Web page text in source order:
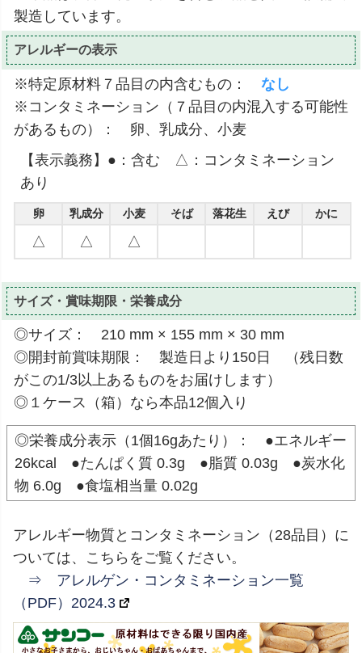
製造しています。
アレルギーの表示
※特定原材料７品目の内含むもの： なし
※コンタミネーション（７品目の内混入する可能性
があるもの）： 卵、乳成分、小麦
【表示義務】●：含む △：コンタミネーション
あり
卵 乳成分 小麦 そば 落花生 えび かに
△ △ △
サイズ・賞味期限・栄養成分
◎サイズ： 210 mm × 155 mm × 30 mm
◎開封前賞味期限： 製造日より150日 （残日数
がこの1/3以上あるものをお届けします）
◎１ケース（箱）なら本品12個入り
◎栄養成分表示（1個16gあたり）： ●エネルギー
26kcal ●たんぱく質 0.3g ●脂質 0.03g ●炭水化
物 6.0g ●食塩相当量 0.02g
アレルギー物質とコンタミネーション（28品目）に
ついては、こちらをご覧ください。
⇒ アレルゲン・コンタミネーション一覧
（PDF）2024.3